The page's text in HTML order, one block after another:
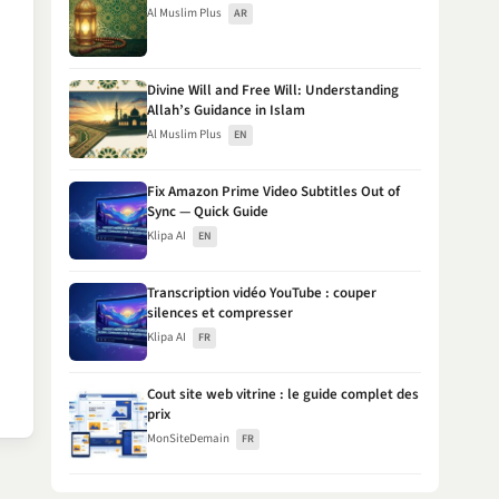
Al Muslim Plus AR
Divine Will and Free Will: Understanding
Allah’s Guidance in Islam
Al Muslim Plus EN
Fix Amazon Prime Video Subtitles Out of
Sync — Quick Guide
Klipa AI EN
Transcription vidéo YouTube : couper
silences et compresser
Klipa AI FR
Cout site web vitrine : le guide complet des
prix
MonSiteDemain FR